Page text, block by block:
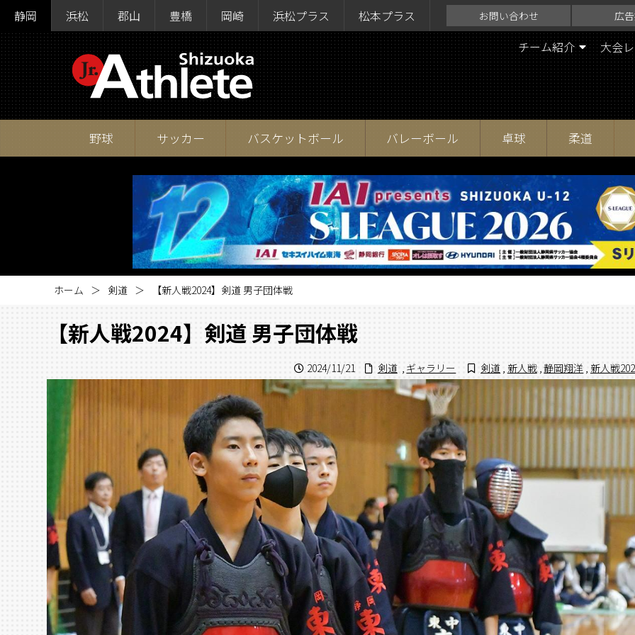
静岡 浜松 郡山 豊橋 岡崎 浜松プラス 松本プラス お問い合わせ 広
チーム紹介 大会
野球 サッカー バスケットボール バレーボール 卓球 柔道
ホーム 剣道 【新人戦2024】剣道 男子団体戦
【新人戦2024】剣道 男子団体戦
2024/11/21 剣道 , ギャラリー 剣道 , 新人戦 ,静岡翔洋 , 新人戦